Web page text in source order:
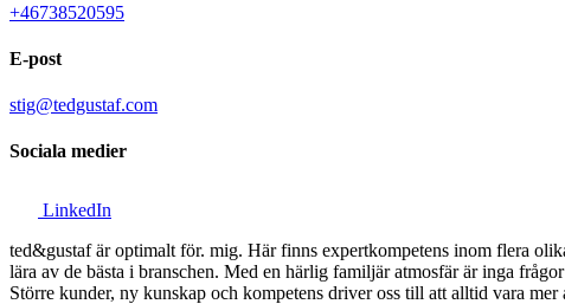
+46738520595
E-post
stig@tedgustaf.com
Sociala medier
LinkedIn
ted&gustaf är optimalt för. mig. Här finns expertkompetens inom flera
lära av de bästa i branschen. Med en härlig familjär atmosfär är inga
Större kunder, ny kunskap och kompetens driver oss till att alltid vara